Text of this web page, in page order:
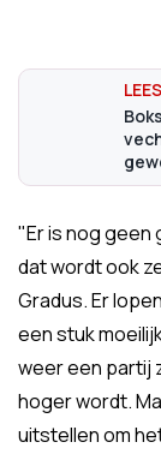
"Er is nog geen
dat wordt ook
Gradus. Er
een stuk
weer een partij
hoger wordt.
uitstellen om